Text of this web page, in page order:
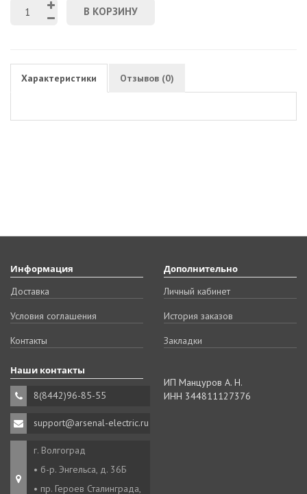
В КОРЗИНУ
Характеристики Отзывов (0)
Информация
Доставка
Условия соглашения
Контакты
Дополнительно
Личный кабинет
История заказов
Закладки
Наши контакты
8(8442)96-85-55
support@arsenal-electric.ru
г. Волгоград
• б-р. Энгельса, д. 36Б
• пр. Героев Сталинграда,
ИП Манцуров А. Н.
ИНН 344811127376